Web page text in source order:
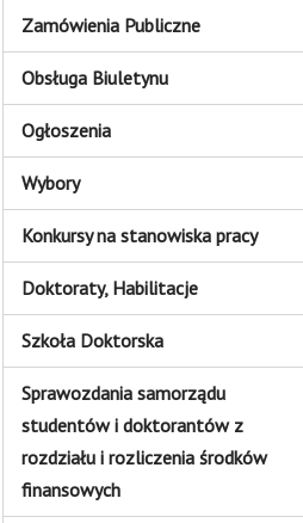
Zamówienia Publiczne
Obsługa Biuletynu
Ogłoszenia
Wybory
Konkursy na stanowiska pracy
Doktoraty, Habilitacje
Szkoła Doktorska
Sprawozdania samorządu
studentów i doktorantów z
rozdziału i rozliczenia środków
finansowych